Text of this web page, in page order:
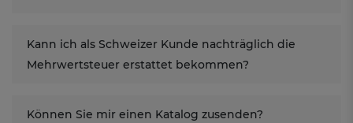
Kann ich als Schweizer Kunde nachträglich die
Mehrwertsteuer erstattet bekommen?
Können Sie mir einen Katalog zusenden?